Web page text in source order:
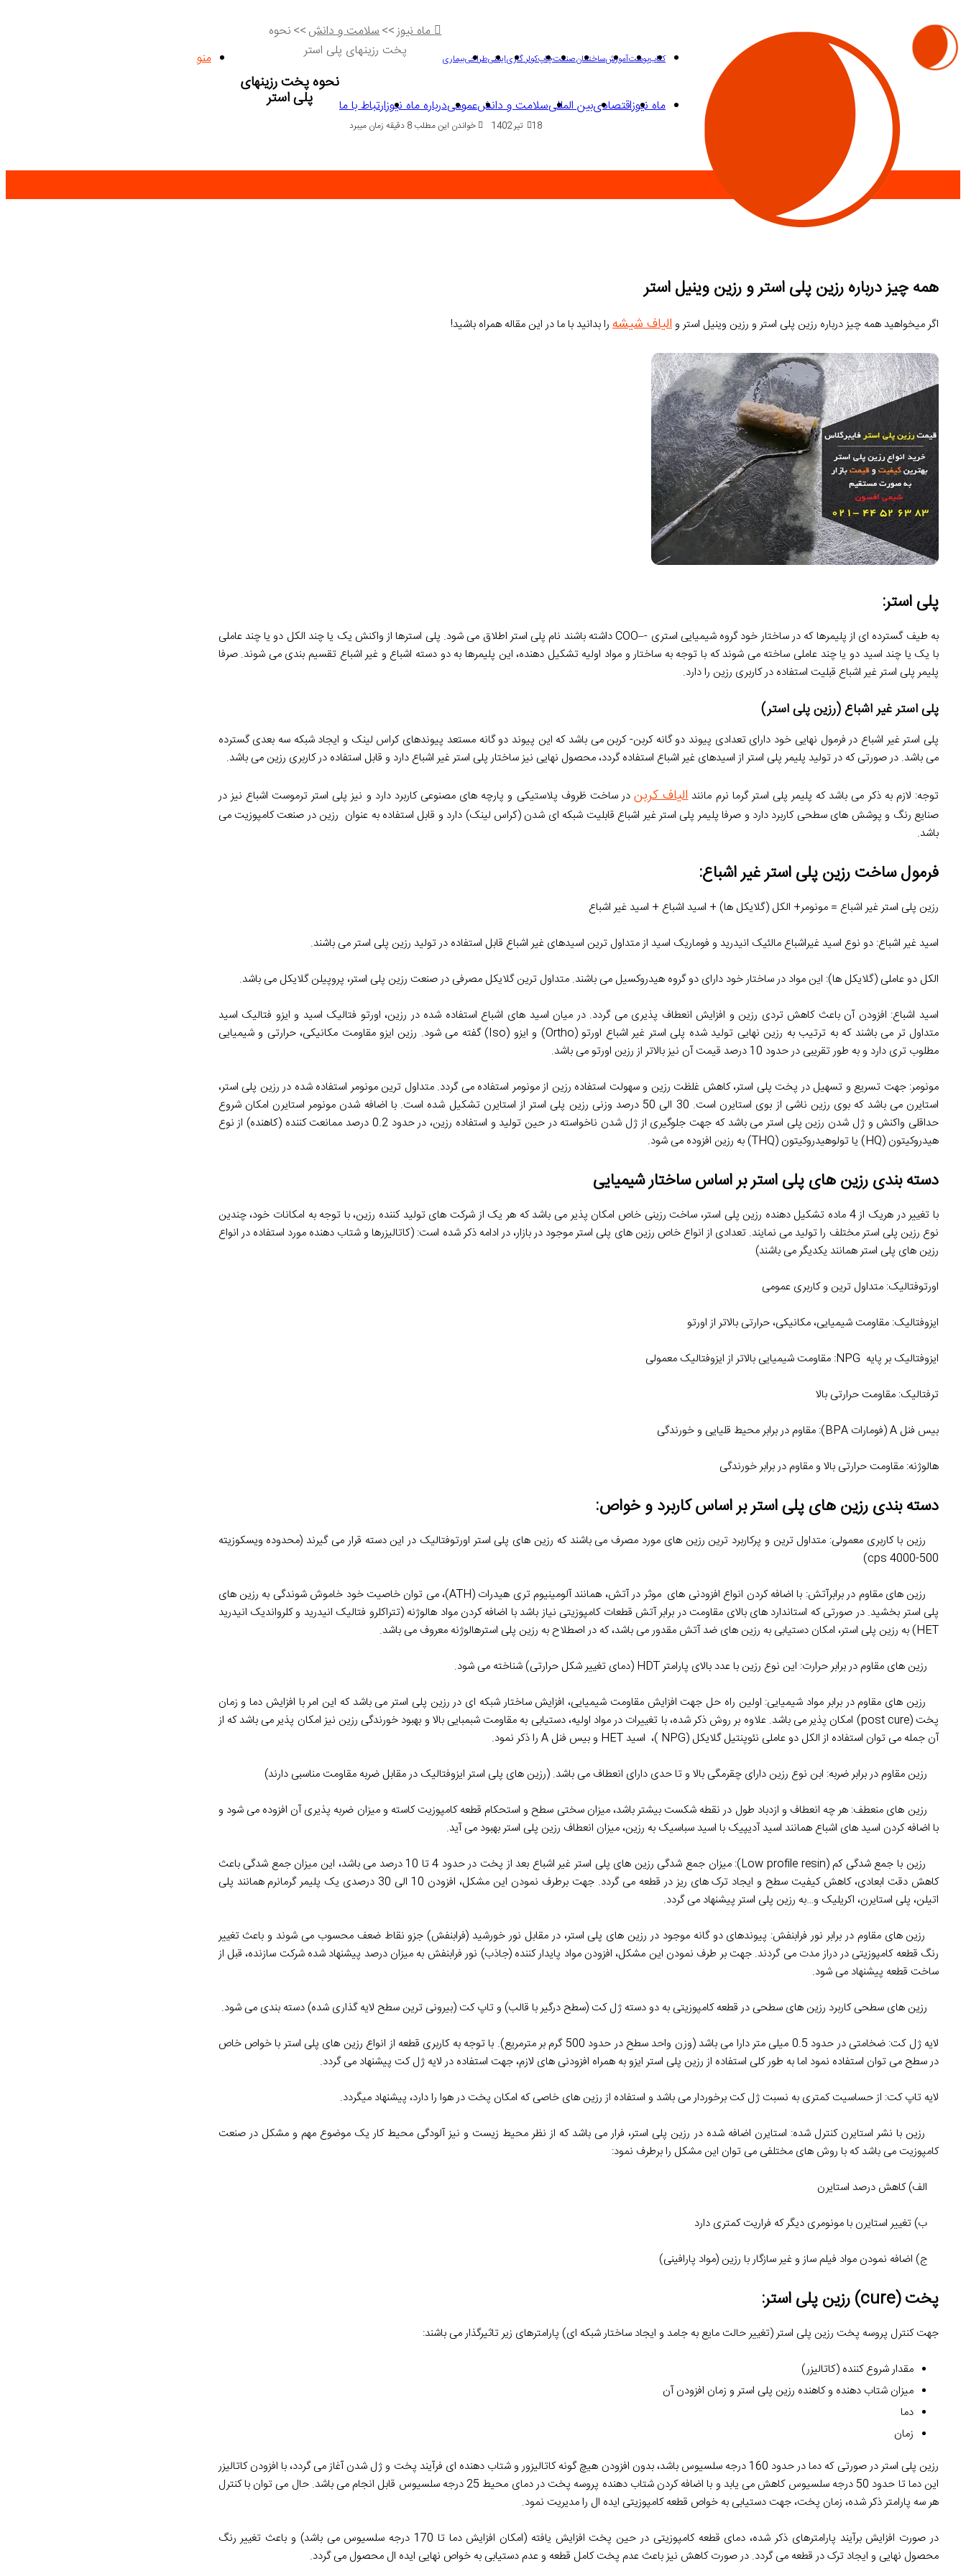
منو کتابپوستآموزشساختمانصنعتچاپکولر گازیایمنیطراحیبیماری
ماه نیوزاقتصادیبین المللیسلامت و دانشعمومیدرباره ماه نیوزارتباط با ما
ماه نیوز>>سلامت و دانش>>نحوه‌
پخت رزینهای پلی‌ استر
نحوه‌ پخت رزینهای
پلی‌ استر
18 تیر 1402 خواندن این مطلب 8 دقیقه زمان میبرد
همه چیز درباره رزین پلی استر و رزین وینیل استر
اگر میخواهید همه چیز درباره رزین پلی استر و رزین وینیل استر والیاف شیشه را بدانید با ما در این مقاله همراه باشید!
پلی استر:
به طیف گسترده ای از پلیمرها که در ساختار خود گروه شیمیایی استری -–COO داشته باشند نام پلی استر اطلاق می شود. پلی استرها از واکنش یک یا چند الکل دو یا چند عاملی
با یک یا چند اسید دو یا چند عاملی ساخته می شوند که با توجه به ساختار و مواد اولیه تشکیل دهنده، این پلیمرها به دو دسته اشباع و غیر اشباع تقسیم بندی می شوند. صرفا
پلیمر پلی استر غیر اشباع قبلیت استفاده در کاربری رزین را دارد.
پلی استر غیر اشباع (رزین پلی استر)
پلی استر غیر اشباع در فرمول نهایی خود دارای تعدادی پیوند دو گانه کربن- کربن می باشد که این پیوند دو گانه مستعد پیوندهای کراس لینک و ایجاد شبکه سه بعدی گسترده
می باشد. در صورتی که در تولید پلیمر پلی استر از اسیدهای غیر اشباع استفاده گردد، محصول نهایی نیز ساختار پلی استر غیر اشباع دارد و قابل استفاده در کاربری رزین می باشد.
توجه: لازم به ذکر می باشد که پلیمر پلی استر گرما نرم مانندالیاف کربندر ساخت ظروف پلاستیکی و پارچه های مصنوعی کاربرد دارد و نیز پلی استر ترموست اشباع نیز در
صنایع رنگ و پوشش های سطحی کاربرد دارد و صرفا پلیمر پلی استر غیر اشباع قابلیت شبکه ای شدن (کراس لینک) دارد و قابل استفاده به عنوان رزین در صنعت کامپوزیت می
باشد.
فرمول ساخت رزین پلی استر غیر اشباع:
رزین پلی استر غیر اشباع = مونومر+ الکل (گلایکل ها) + اسید اشباع + اسید غیر اشباع
اسید غیر اشباع: دو نوع اسید غیراشباع مالئیک انیدرید و فوماریک اسید از متداول ترین اسیدهای غیر اشباع قابل استفاده در تولید رزین پلی استر می باشند.
الکل دو عاملی (گلایکل ها): این مواد در ساختار خود دارای دو گروه هیدروکسیل می باشند. متداول ترین گلایکل مصرفی در صنعت رزین پلی استر، پروپیلن گلایکل می باشد.
اسید اشباع: افزودن آن باعث کاهش تردی رزین و افزایش انعطاف پذیری می گردد. در میان اسید های اشباع استفاده شده در رزین، اورتو فتالیک اسید و ایزو فتالیک اسید
متداول تر می باشند که به ترتیب به رزین نهایی تولید شده پلی استر غیر اشباع اورتو (Ortho) و ایزو (Iso) گفته می شود. رزین ایزو مقاومت مکانیکی، حرارتی و شیمیایی
مطلوب تری دارد و به طور تقریبی در حدود 10 درصد قیمت آن نیز بالاتر از رزین اورتو می باشد.
مونومر: جهت تسریع و تسهیل در پخت پلی استر، کاهش غلظت رزین و سهولت استفاده رزین از مونومر استفاده می گردد. متداول ترین مونومر استفاده شده در رزین پلی استر،
استایرن می باشد که بوی رزین ناشی از بوی استایرن است. 30 الی 50 درصد وزنی رزین پلی استر از استایرن تشکیل شده است. با اضافه شدن مونومر استایرن امکان شروع
حداقلی واکنش و ژل شدن رزین پلی استر می باشد که جهت جلوگیری از ژل شدن ناخواسته در حین تولید و استفاده رزین، در حدود 0.2 درصد ممانعت کننده (کاهنده) از نوع
هیدروکیتون (HQ) یا تولوهیدروکیتون (THQ) به رزین افزوده می شود.
دسته بندی رزین های پلی استر بر اساس ساختار شیمیایی
با تغییر در هریک از 4 ماده تشکیل دهنده رزین پلی استر، ساخت رزینی خاص امکان پذیر می باشد که هر یک از شرکت های تولید کننده رزین، با توجه به امکانات خود، چندین
نوع رزین پلی استر مختلف را تولید می نمایند. تعدادی از انواع خاص رزین های پلی استر موجود در بازار، در ادامه ذکر شده است: (کاتالیزرها و شتاب دهنده مورد استفاده در انواع
رزین های پلی استر همانند یکدیگر می باشند)
اورتوفتالیک: متداول ترین و کاربری عمومی
ایزوفتالیک: مقاومت شیمیایی، مکانیکی، حرارتی بالاتر از اورتو
ایزوفتالیک بر پایه NPG: مقاومت شیمیایی بالاتر از ایزوفتالیک معمولی
ترفتالیک: مقاومت حرارتی بالا
بیس فنل A (فومارات BPA): مقاوم در برابر محیط قلیایی و خورندگی
هالوژنه: مقاومت حرارتی بالا و مقاوم در برابر خورندگی
دسته بندی رزین های پلی استر بر اساس کاربرد و خواص:
رزین با کاربری معمولی: متداول ترین و پرکاربرد ترین رزین های مورد مصرف می باشند که رزین های پلی استر اورتوفتالیک در این دسته قرار می گیرند (محدوده ویسکوزیته
cps 4000-500)
رزین های مقاوم در برابرآتش: با اضافه کردن انواع افزودنی های موثر در آتش، همانند آلومینیوم تری هیدرات (ATH)، می توان خاصیت خود خاموش شوندگی به رزین های
پلی استر بخشید. در صورتی که استاندارد های بالای مقاومت در برابر آتش قطعات کامپوزیتی نیاز باشد با اضافه کردن مواد هالوژنه (تتراکلرو فتالیک انیدرید و کلرواندیک انیدرید
HET) به رزین پلی استر، امکان دستیابی به رزین های ضد آتش مقدور می باشد، که در اصطلاح به رزین پلی استرهالوژنه معروف می باشد.
رزین های مقاوم در برابر حرارت: این نوع رزین با عدد بالای پارامتر HDT (دمای تغییر شکل حرارتی) شناخته می شود.
رزین های مقاوم در برابر مواد شیمیایی: اولین راه حل جهت افزایش مقاومت شیمیایی، افزایش ساختار شبکه ای در رزین پلی استر می باشد که این امر با افزایش دما و زمان
پخت (post cure) امکان پذیر می باشد. علاوه بر روش ذکر شده، با تغییرات در مواد اولیه، دستیابی به مقاومت شبمبایی بالا و بهبود خورندگی رزین نیز امکان پذیر می باشد که از
آن جمله می توان استفاده از الکل دو عاملی نئوپنتیل گلایکل (NPG )، اسید HET و بیس فنل A را ذکر نمود.
رزین مقاوم در برابر ضربه: ابن نوع رزین دارای چقرمگی بالا و تا حدی دارای انعطاف می باشد. (رزین های پلی استر ایزوفتالیک در مقابل ضربه مقاومت مناسبی دارند)
رزین های منعطف: هر چه انعطاف و ازدباد طول در نقطه شکست بیشتر باشد، میزان سختی سطح و استحکام قطعه کامپوزیت کاسته و میزان ضربه پذیری آن افزوده می شود و
با اضافه کردن اسید های اشباع همانند اسید آدیپیک با اسید سباسیک به رزین، میزان انعطاف رزین پلی استر بهبود می آید.
رزین با جمع شدگی کم (Low profile resin): میزان جمع شدگی رزین های پلی استر غیر اشباع بعد از پخت در حدود 4 تا 10 درصد می باشد، این میزان جمع شدگی باعث
کاهش دقت ابعادی، کاهش کیفیت سطح و ایجاد ترک های ریز در قطعه می گردد. جهت برطرف نمودن این مشکل، افزودن 10 الی 30 درصدی یک پلیمر گرمانرم همانند پلی
اتیلن، پلی استایرن، اکریلیک و…به رزین پلی استر پیشنهاد می گردد.
رزین های مقاوم در برابر نور فرابنفش: پیوندهای دو گانه موجود در رزین های پلی استر، در مقابل نور خورشید (فرابنفش) جزو نقاط ضعف محسوب می شوند و باعث تغییر
رنگ قطعه کامپوزیتی در دراز مدت می گردند. جهت بر طرف نمودن این مشکل، افزودن مواد پایدار کننده (جاذب) نور فرابنفش به میزان درصد پیشنهاد شده شرکت سازنده، قبل از
ساخت قطعه پیشنهاد می شود.
رزین های سطحی کاربرد رزین های سطحی در قطعه کامپوزیتی به دو دسته ژل کت (سطح درگیر با قالب) و تاپ کت (بیرونی ترین سطح لایه گذاری شده) دسته بندی می شود.
لایه ژل کت: ضخامتی در حدود 0.5 میلی متر دارا می باشد (وزن واحد سطح در حدود 500 گرم بر مترمریع). با توجه به کاربری قطعه از انواع رزین های پلی استر با خواص خاص
در سطح می توان استفاده نمود اما به طور کلی استفاده از رزین پلی استر ایزو به همراه افزودنی های لازم، جهت استفاده در لایه ژل کت پیشنهاد می گردد.
لایه تاپ کت: از حساسیت کمتری به نسبت ژل کت برخوردار می باشد و استفاده از رزین های خاصی که امکان پخت در هوا را دارد، پیشنهاد میگردد.
رزین با نشر استایرن کنترل شده: استایرن اضافه شده در رزین پلی استر، فرار می باشد که از نظر محیط زیست و نیز آلودگی محیط کار یک موضوع مهم و مشکل در صنعت
کامپوزیت می باشد که با روش های مختلفی می توان این مشکل را برطرف نمود:
الف) کاهش درصد استایرن
ب) تغییر استایرن با مونومری دیگر که فراریت کمتری دارد
ج) اضافه نمودن مواد فیلم ساز و غیر سازگار با رزین (مواد پارافینی)
پخت (cure) رزین پلی استر:
جهت کنترل پروسه پخت رزین پلی استر (تغییر حالت مایع به جامد و ایجاد ساختار شبکه ای) پارامترهای زیر تاثیرگذار می باشند:
مقدار شروع کننده (کاتالیزر)
میزان شتاب دهنده و کاهنده رزین پلی استر و زمان افزودن آن
دما
زمان
رزین پلی استر در صورتی که دما در حدود 160 درجه سلسیوس باشد، بدون افزودن هیچ گونه کاتالیزور و شتاب دهنده ای فرآیند پخت و ژل شدن آغاز می گردد، با افزودن کاتالیزر
این دما تا حدود 50 درجه سلسیوس کاهش می یابد و با اضافه کردن شتاب دهنده پروسه پخت در دمای محیط 25 درجه سلسیوس قابل انجام می باشد. حال می توان با کنترل
هر سه پارامتر ذکر شده، زمان پخت، جهت دستیابی به خواص قطعه کامپوزیتی ایده ال را مدیریت نمود.
در صورت افزایش برآیند پارامترهای ذکر شده، دمای قطعه کامپوزیتی در حین پخت افزایش یافته (امکان افزایش دما تا 170 درجه سلسیوس می باشد) و باعث تغییر رنگ
محصول نهایی و ایجاد ترک در قطعه می گردد. در صورت کاهش نیز باعث عدم پخت کامل قطعه و عدم دستیابی به خواص نهایی ایده ال محصول می گردد.